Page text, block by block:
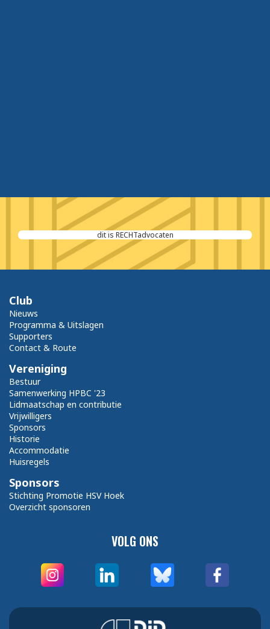
dit is RECHTadvocaten
VOLG ONS
Club
Nieuws
Programma & Uitslagen
Supporters
Contact & Route
Vereniging
Bestuur
Samenwerking HPBC '23
Lidmaatschap en contributie
Vrijwilligers
Sponsors
Historie
Accommodatie
Huisregels
Sponsors
Stichting Promotie HSV Hoek
Overzicht sponsoren